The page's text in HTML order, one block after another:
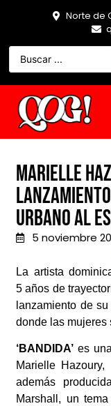
Norte de
Marielle
lanzamiento
urbano al
5 noviembre
La artista
5 años de
lanzamiento de
donde las mujeres
‘BANDIDA’ es
Marielle
además
Marshall, un